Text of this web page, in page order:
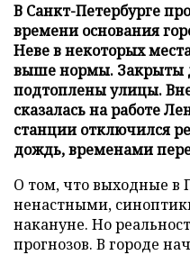
В Санкт-Петербурге
времени основания
Неве в некоторых
выше нормы. Закрыты
подтоплены улицы.
сказалась на работе
станции отключился
дождь, временами
О том, что выходные в
ненастными,
накануне. Но
прогнозов. В городе